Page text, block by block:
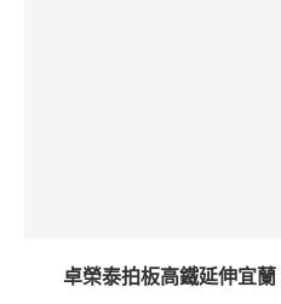
卓榮泰拍板高鐵延伸宜